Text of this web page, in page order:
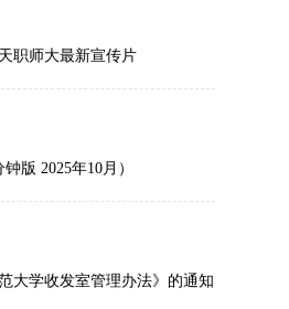
职师大最新宣传片
版 2025年10月）
大学收发室管理办法》的通知